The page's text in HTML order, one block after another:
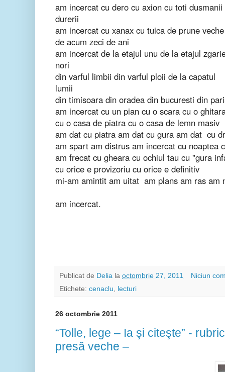
am incercat cu dero cu axion cu toti dusmanii
durerii
am incercat cu xanax cu tuica de prune veche
de acum zeci de ani
am incercat de la etajul unu de la etajul
nori
din varful limbii din varful ploii de la capatul
lumii
din timisoara din oradea din bucuresti din
am incercat cu un pian cu o scara cu o
cu o casa de piatra cu o casa de lemn masiv
am dat cu piatra am dat cu gura am dat cu
am spart am distrus am incercat cu noaptea
am frecat cu gheara cu ochiul tau cu "gura
cu orice e provizoriu cu orice e definitiv
mi-am amintit am uitat am plans am ras am
am incercat.
Publicat de Delia la octombrie 27, 2011
Niciun
Etichete: cenaclu, lecturi
26 octombrie 2011
“Tolle, lege – Ia şi citeşte” -
presă veche –